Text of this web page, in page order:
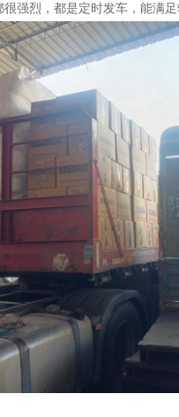
强烈，都是定时发车，能满足